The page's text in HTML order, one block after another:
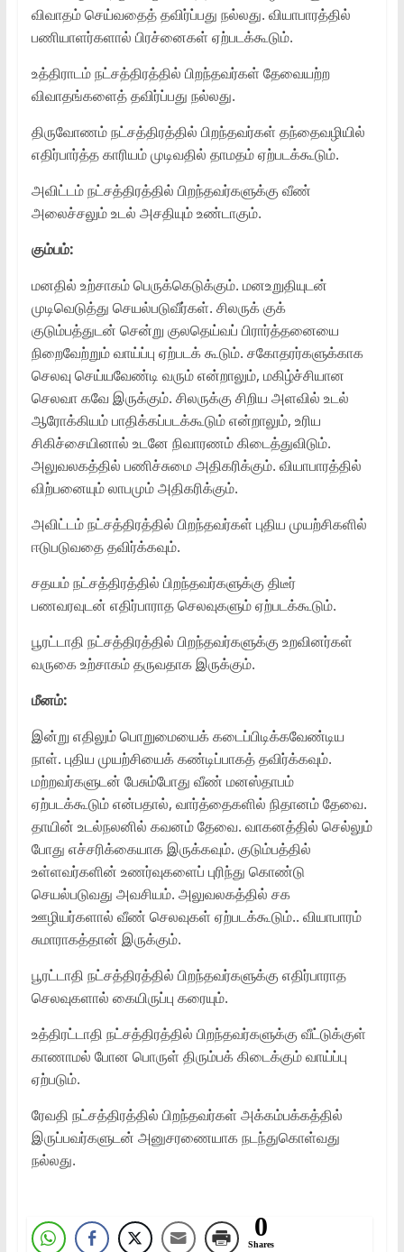
விவாதம் செய்வதைத் தவிர்ப்பது நல்லது. வியாபாரத்தில்
பணியாளர்களால் பிரச்னைகள் ஏற்படக்கூடும்.
உத்திராடம் நட்சத்திரத்தில் பிறந்தவர்கள் தேவையற்ற
விவாதங்களைத் தவிர்ப்பது நல்லது.
திருவோணம் நட்சத்திரத்தில் பிறந்தவர்கள் தந்தைவழியில்
எதிர்பார்த்த காரியம் முடிவதில் தாமதம் ஏற்படக்கூடும்.
அவிட்டம் நட்சத்திரத்தில் பிறந்தவர்களுக்கு வீண்
அலைச்சலும் உடல் அசதியும் உண்டாகும்.
கும்பம்:
மனதில் உற்சாகம் பெருக்கெடுக்கும். மனஉறுதியுடன்
முடிவெடுத்து செயல்படுவீர்கள். சிலருக் குக்
குடும்பத்துடன் சென்று குலதெய்வப் பிரார்த்தனையை
நிறைவேற்றும் வாய்ப்பு ஏற்படக் கூடும். சகோதரர்களுக்காக
செலவு செய்யவேண்டி வரும் என்றாலும், மகிழ்ச்சியான
செலவா கவே இருக்கும். சிலருக்கு சிறிய அளவில் உடல்
ஆரோக்கியம் பாதிக்கப்படக்கூடும் என்றாலும், உரிய
சிகிச்சையினால் உடனே நிவாரணம் கிடைத்துவிடும்.
அலுவலகத்தில் பணிச்சுமை அதிகரிக்கும். வியாபாரத்தில்
விற்பனையும் லாபமும் அதிகரிக்கும்.
அவிட்டம் நட்சத்திரத்தில் பிறந்தவர்கள் புதிய முயற்சிகளில்
ஈடுபடுவதை தவிர்க்கவும்.
சதயம் நட்சத்திரத்தில் பிறந்தவர்களுக்கு திடீர்
பணவரவுடன் எதிர்பாராத செலவுகளும் ஏற்படக்கூடும்.
பூரட்டாதி நட்சத்திரத்தில் பிறந்தவர்களுக்கு உறவினர்கள்
வருகை உற்சாகம் தருவதாக இருக்கும்.
மீனம்:
இன்று எதிலும் பொறுமையைக் கடைப்பிடிக்கவேண்டிய
நாள். புதிய முயற்சியைக் கண்டிப்பாகத் தவிர்க்கவும்.
மற்றவர்களுடன் பேசும்போது வீண் மனஸ்தாபம்
ஏற்படக்கூடும் என்பதால், வார்த்தைகளில் நிதானம் தேவை.
தாயின் உடல்நலனில் கவனம் தேவை. வாகனத்தில் செல்லும்
போது எச்சரிக்கையாக இருக்கவும். குடும்பத்தில்
உள்ளவர்களின் உணர்வுகளைப் புரிந்து கொண்டு
செயல்படுவது அவசியம். அலுவலகத்தில் சக
ஊழியர்களால் வீண் செலவுகள் ஏற்படக்கூடும்.. வியாபாரம்
சுமாராகத்தான் இருக்கும்.
பூரட்டாதி நட்சத்திரத்தில் பிறந்தவர்களுக்கு எதிர்பாராத
செலவுகளால் கையிருப்பு கரையும்.
உத்திரட்டாதி நட்சத்திரத்தில் பிறந்தவர்களுக்கு வீட்டுக்குள்
காணாமல் போன பொருள் திரும்பக் கிடைக்கும் வாய்ப்பு
ஏற்படும்.
ரேவதி நட்சத்திரத்தில் பிறந்தவர்கள் அக்கம்பக்கத்தில்
இருப்பவர்களுடன் அனுசரணையாக நடந்துகொள்வது
நல்லது.
0
Shares